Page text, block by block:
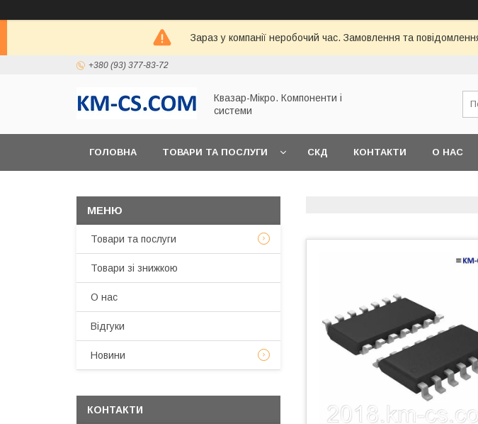
Зараз у компанії неробочий час. Замовлення та
+380 (93) 377-83-72
Квазар-Мікро. Компоненти і
системи
ГОЛОВНА ТОВАРИ ТА ПОСЛУГИ СКД КОНТАКТИ О НАС
Товари та послуги
Товари зі знижкою
О нас
Відгуки
Новини
КОНТАКТИ